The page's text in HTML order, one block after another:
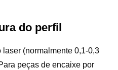
do perfil
laser (normalmente 0,1-0,3
peças de encaixe por